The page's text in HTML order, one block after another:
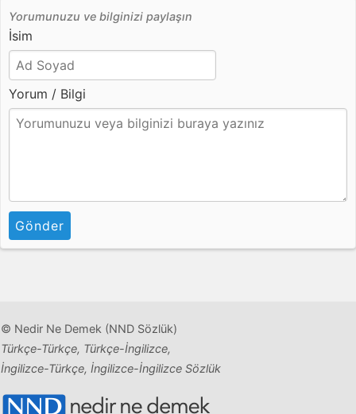
Yorumunuzu ve bilginizi paylaşın
İsim
Yorum / Bilgi
Gönder
© Nedir Ne Demek (NND Sözlük)
Türkçe-Türkçe, Türkçe-İngilizce,
İngilizce-Türkçe, İngilizce-İngilizce Sözlük